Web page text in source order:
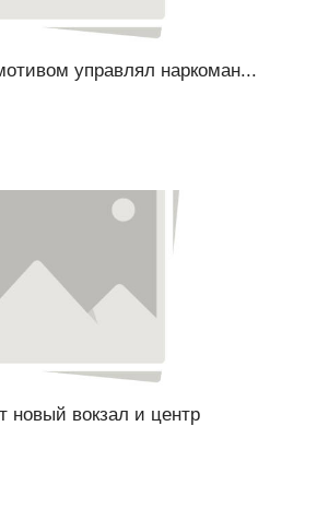
управлял наркоман...
новый вокзал и центр